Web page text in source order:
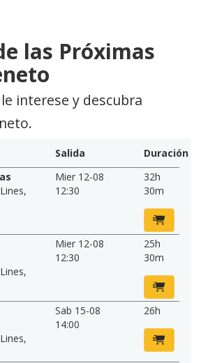
las Próximas
interese y descubra
Salida
Duración
,
Mier 12-08
12:30
32h
30m
,
Mier 12-08
12:30
25h
30m
,
Sab 15-08
14:00
26h